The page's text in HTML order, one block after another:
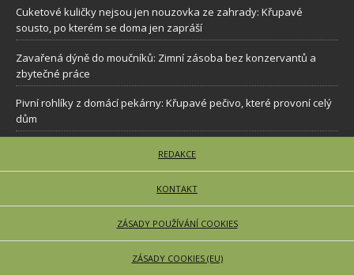
Cuketové kuličky nejsou jen nouzovka ze zahrady: Křupavé
sousto, po kterém se doma jen zapráší
Zavařená dýně do moučníků: Zimní zásoba bez konzervantů a
zbytečné práce
Pivní rohlíky z domácí pekárny: Křupavé pečivo, které provoní celý
dům
REDAKCE
KONTAKT
ZÁSADY POUŽÍVÁNÍ COOKIES
ZÁSADY COOKIES (EU)